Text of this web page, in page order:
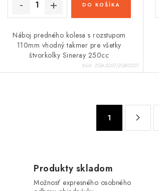
DO KOŠÍKA
Náboj predného kolesa s rozstupom
110mm vhodný takmer pre všetky
štvorkolky Sineray 250cc
Kód: ZQA5207/ZQR5207
S
n
k
1
Produkty skladom
Možnosť expresného osobného